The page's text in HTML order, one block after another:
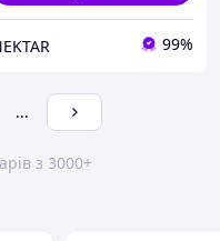
99%
...
з 3000+